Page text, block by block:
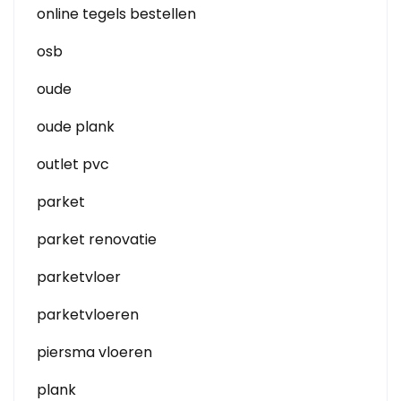
online tegels bestellen
osb
oude
oude plank
outlet pvc
parket
parket renovatie
parketvloer
parketvloeren
piersma vloeren
plank